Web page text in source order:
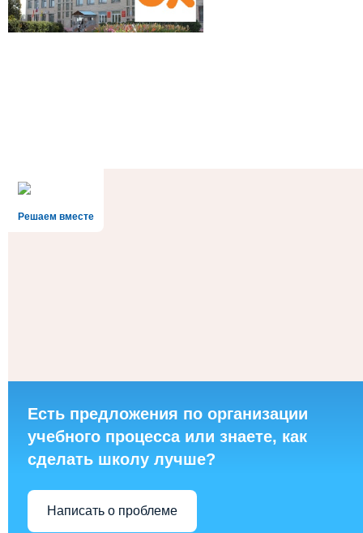
Решаем вместе
Есть предложения по организации
учебного процесса или знаете, как
сделать школу лучше?
Написать о проблеме